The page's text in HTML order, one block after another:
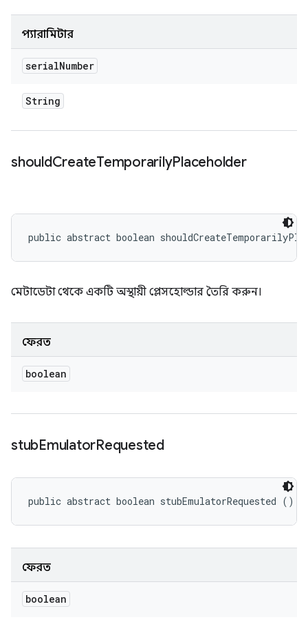
প্যারামিটার
serialNumber
String
shouldCreateTemporarilyPlaceholder
public abstract boolean
মেটাডেটা থেকে একটি অস্থায়ী প্লেসহোল্ডার তৈরি করুন।
ফেরত
boolean
stubEmulatorRequested
public abstract boolean stubEmulatorRequested ()
ফেরত
boolean